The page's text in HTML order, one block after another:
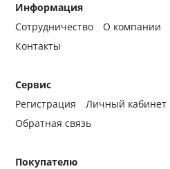
Информация
Сотрудничество
О компании
Контакты
Сервис
Регистрация
Личный кабинет
Обратная связь
Покупателю